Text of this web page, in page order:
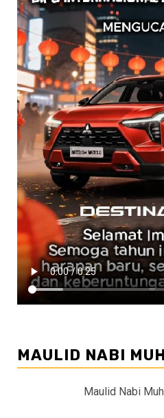
MAULID NABI
Maulid Nabi